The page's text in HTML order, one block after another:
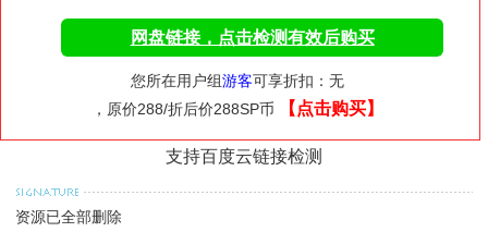
网盘链接，点击检测有效后购买
您所在用户组游客可享折扣：无
，原价288/折后价288SP币
【点击购买】
支持百度云链接检测
资源已全部删除